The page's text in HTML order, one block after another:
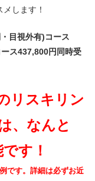
します！
目視外有)コース
ス437,800円同時受
リスキリン
、なんと
す！
です。詳細は必ずお近